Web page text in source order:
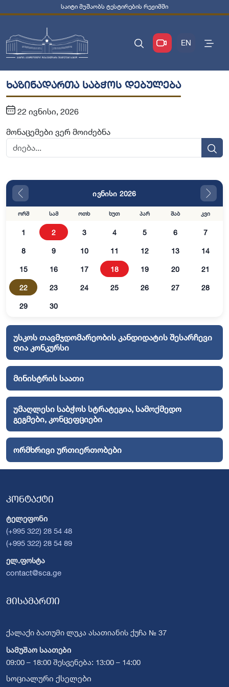
საიტი მუშაობს ტესტირების რეჟიმში
EN
ხაზინადართა საბჭოს დებულება
22 ივნისი, 2026
მონაცემები ვერ მოიძებნა
ივნისი 2026
ორშ სამ ოთხ ხუთ პარ შაბ კვი
1 2 3 4 5 6 7
8 9 10 11 12 13 14
15 16 17 18 19 20 21
22 23 24 25 26 27 28
29 30
უსკოს თავმჯდომარეობის კანდიდატის შესარჩევი
ღია კონკურსი
მინისტრის საათი
უმაღლესი საბჭოს სტრატეგია, სამოქმედო
გეგმები, კონცეფციები
ორმხრივი ურთიერთობები
კონტაქტი
ტელეფონი
(+995 322) 28 54 48
(+995 322) 28 54 89
ელ.ფოსტა
contact@sca.ge
მისამართი
ქალაქი ბათუმი ლუკა ასათიანის ქუჩა № 37
სამუშაო საათები
09:00 – 18:00 შესვენება: 13:00 – 14:00
სოციალური ქსელები